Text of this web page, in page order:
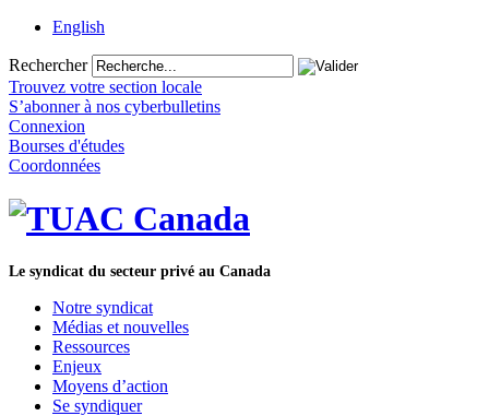
English
Rechercher
Trouvez votre section locale
S’abonner à nos cyberbulletins
Connexion
Bourses d'études
Coordonnées
Le syndicat du secteur privé au Canada
Notre syndicat
Médias et nouvelles
Ressources
Enjeux
Moyens d’action
Se syndiquer